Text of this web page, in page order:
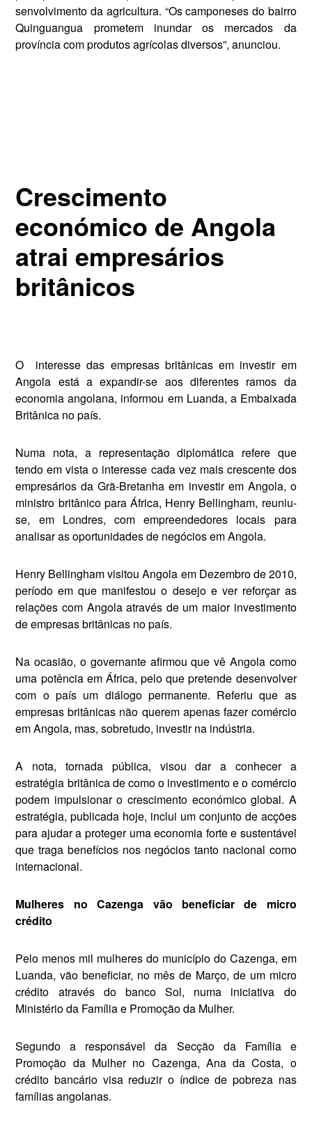
senvolvimento da agricultura. “Os camponeses do bairro
Quinguan­gua prometem inundar os merca­dos da
província com produtos agrícolas diversos”, anunciou.
Crescimento
económico de Angola
atrai empresários
britânicos
O
interesse das empresas britânicas em investir em
Angola está a expandir-se aos diferentes ramos da
economia angolana, informou em Luanda, a Embaixada
Britânica no país.
Numa nota, a representação diplomática refere que
tendo em vista o interesse cada vez mais crescente dos
empresários da Grã-Bretanha em investir em Angola, o
ministro britânico para África, Henry Bellingham, reuniu-
se, em Londres, com empreendedores locais para
analisar as oportunidades de negócios em Angola.
Henry Bellingham visitou Angola em Dezembro de 2010,
período em que manifestou o desejo e ver reforçar as
relações com Angola através de um maior investimento
de empresas britânicas no país.
Na ocasião, o governante afirmou que vê Angola como
uma potência em África, pelo que pretende desenvolver
com o país um diálogo permanente. Referiu que as
empresas britânicas não querem apenas fazer comércio
em Angola, mas, sobretudo, investir na indústria.
A nota, tornada pública, visou dar a conhecer a
estratégia britânica de como o investimento e o comércio
podem impulsionar o crescimento económico global. A
estratégia, publicada hoje, inclui um conjunto de acções
para ajudar a proteger uma economia forte e sustentável
que traga benefícios nos negócios tanto nacional como
internacional.
Mulheres no Cazenga vão beneficiar de micro
crédito
Pelo menos mil mulheres do município do Cazenga, em
Luanda, vão beneficiar, no mês de Março, de um micro
crédito através do banco Sol, numa iniciativa do
Ministério da Família e Promoção da Mulher.
Segundo a responsável da Secção da Família e
Promoção da Mulher no Cazenga, Ana da Costa, o
crédito bancário visa reduzir o índice de pobreza nas
famílias angolanas.